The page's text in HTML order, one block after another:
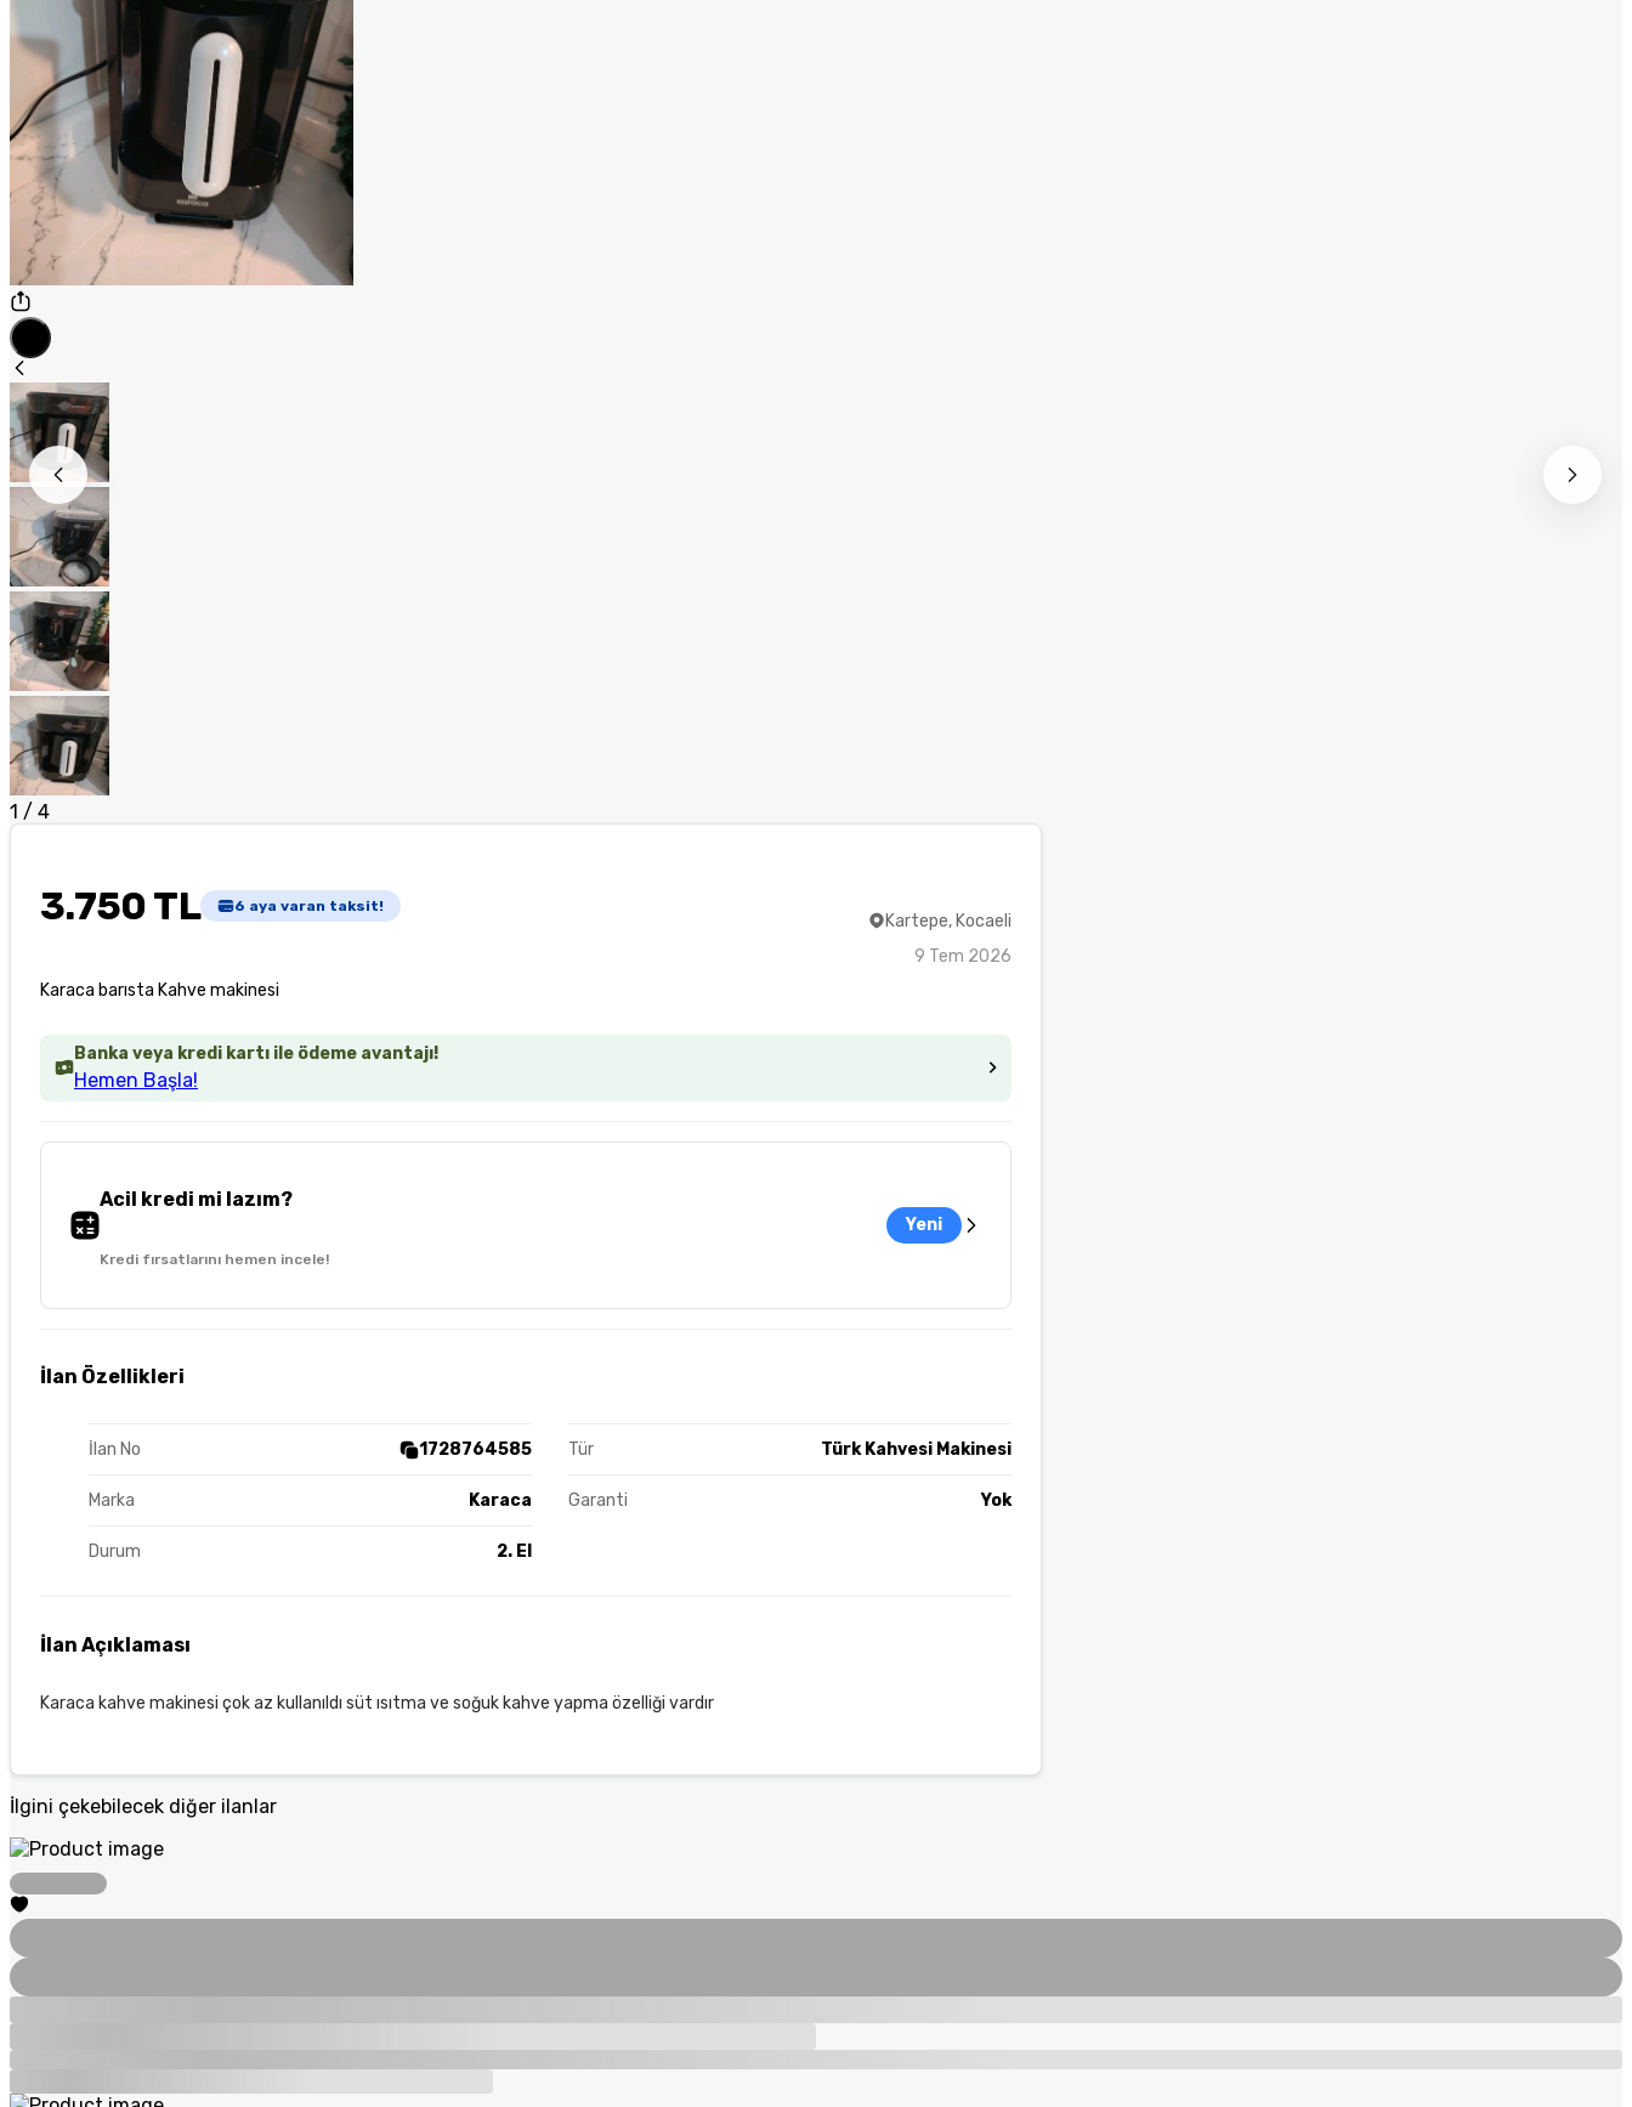
1 / 4
3.750 TL 6 aya varan taksit!
Karaca barısta Kahve makinesi
Kartepe, Kocaeli
9 Tem 2026
Banka veya kredi kartı ile ödeme avantajı!
Hemen Başla!
Acil kredi mi lazım?
Kredi fırsatlarını hemen incele!
Yeni
İlan Özellikleri
İlan No 1728764585 Tür Türk Kahvesi Makinesi
Marka Karaca Garanti Yok
Durum 2. El
İlan Açıklaması
Karaca kahve makinesi çok az kullanıldı süt ısıtma ve soğuk kahve yapma özelliği vardır
İlgini çekebilecek diğer ilanlar